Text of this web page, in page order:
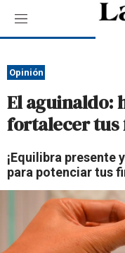
M
e
ú
Opinión
El aguinaldo:
fortalecer tus
¡Equilibra
para potenciar tus